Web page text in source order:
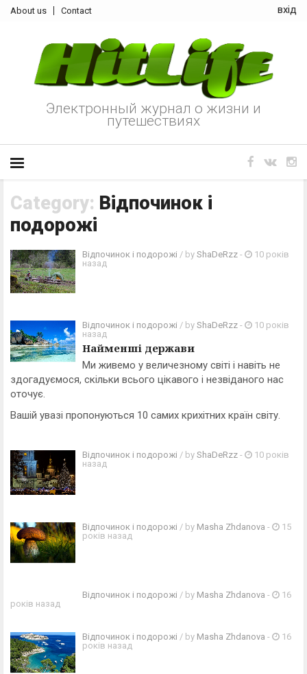
About us Contact вхід
Электронный журнал о жизни и
путешествиях
Category: Відпочинок і
подорожі
Відпочинок і подорожі / by ShaDeRzz -
10 років
назад
Відпочинок і подорожі / by ShaDeRzz -
10 років
назад
Найменші держави
Ми живемо у величезному світі і навіть не
здогадуємося, скільки всього цікавого і незвіданого нас
оточує.
Вашій увазі пропонуються 10 самих крихітних країн світу.
Відпочинок і подорожі / by ShaDeRzz -
10 років
назад
Відпочинок і подорожі / by Masha Zhdanova -
15
років назад
Відпочинок і подорожі / by Masha Zhdanova -
16
років назад
Відпочинок і подорожі / by Masha Zhdanova -
16
років назад